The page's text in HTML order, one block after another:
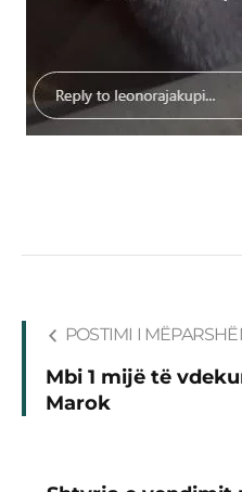
POSTIMI I
Mbi 1 mijë të
Marok